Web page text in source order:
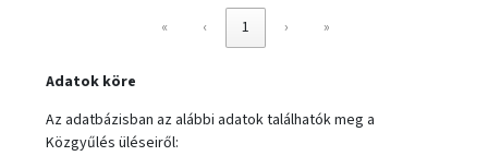
«
‹ 1 › »
Adatok köre
Az adatbázisban az alábbi adatok találhatók meg a
Közgyűlés üléseiről: